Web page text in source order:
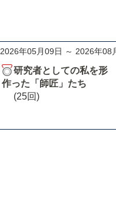
2026年05月09日 ～ 2026年08
研究者としての私を形
作った「師匠」たち
(25回)